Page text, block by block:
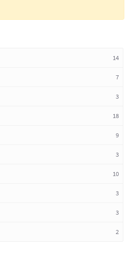
14
7
3
18
9
3
10
3
3
2